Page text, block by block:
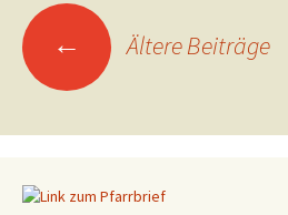
← Ältere Beiträge